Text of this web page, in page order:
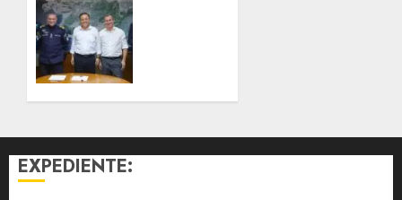
AGOSTO
EXPEDIENTE: